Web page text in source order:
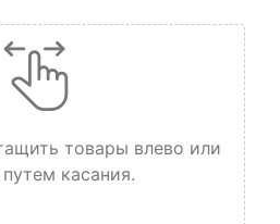
товары влево или
касания.